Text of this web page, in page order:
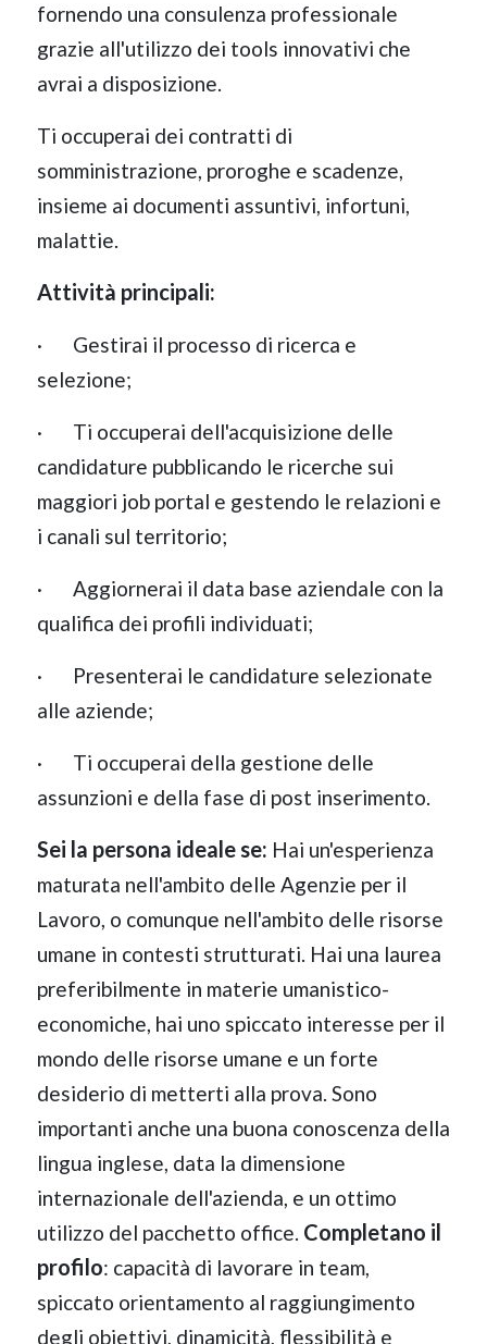
fornendo una consulenza professionale
grazie all'utilizzo dei tools innovativi che
avrai a disposizione.
Ti occuperai dei contratti di
somministrazione, proroghe e scadenze,
insieme ai documenti assuntivi, infortuni,
malattie.
Attività principali:
· Gestirai il processo di ricerca e
selezione;
· Ti occuperai dell'acquisizione delle
candidature pubblicando le ricerche sui
maggiori job portal e gestendo le relazioni e
i canali sul territorio;
· Aggiornerai il data base aziendale con la
qualifica dei profili individuati;
· Presenterai le candidature selezionate
alle aziende;
· Ti occuperai della gestione delle
assunzioni e della fase di post inserimento.
Sei la persona ideale se: Hai un'esperienza
maturata nell'ambito delle Agenzie per il
Lavoro, o comunque nell'ambito delle risorse
umane in contesti strutturati. Hai una laurea
preferibilmente in materie umanistico-
economiche, hai uno spiccato interesse per il
mondo delle risorse umane e un forte
desiderio di metterti alla prova. Sono
importanti anche una buona conoscenza della
lingua inglese, data la dimensione
internazionale dell'azienda, e un ottimo
utilizzo del pacchetto office. Completano il
profilo: capacità di lavorare in team,
spiccato orientamento al raggiungimento
degli obiettivi, dinamicità, flessibilità e